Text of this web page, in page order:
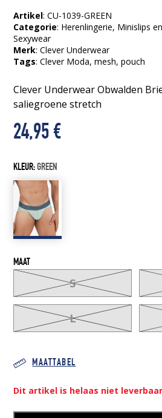
Artikel: CU-1039-GREEN
Categorie: Herenlingerie, Minislips
Sexywear
Merk: Clever Underwear
Tags:Clever Moda, mesh, pouch
Clever Underwear Obwalden
saliegroene stretch
24,95€
KLEUR:GREEN
MAAT
S
L
MAATTABEL
Dit artikel is helaas niet